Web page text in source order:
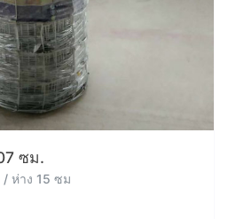
ซม.
ห่าง 15 ซม